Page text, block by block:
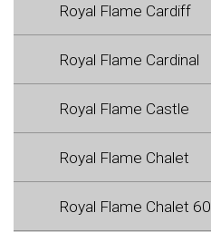
Royal Flame Cardiff
Royal Flame Cardinal
Royal Flame Castle
Royal Flame Chalet
Royal Flame Chalet 60